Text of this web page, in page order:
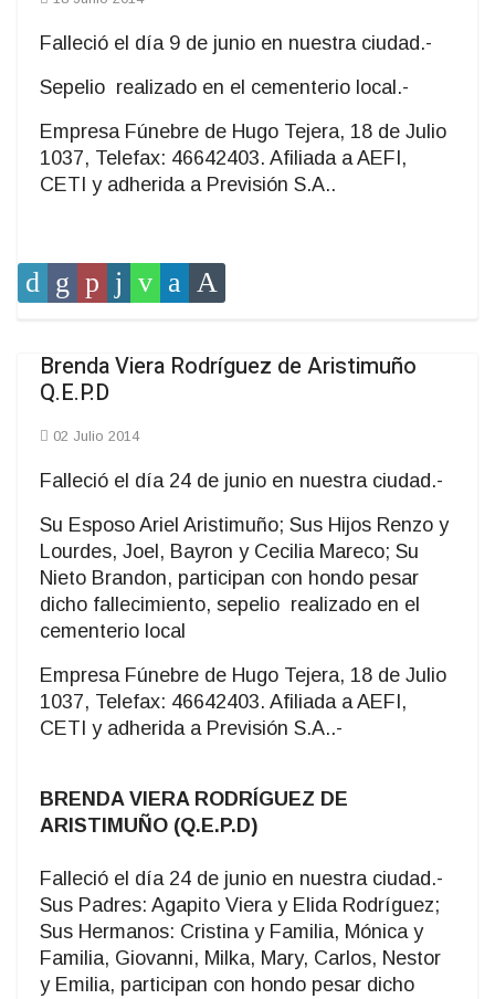
Falleció el día 9 de junio en nuestra ciudad.-
Sepelio realizado en el cementerio local.-
Empresa Fúnebre de Hugo Tejera, 18 de Julio
1037, Telefax: 46642403. Afiliada a AEFI,
CETI y adherida a Previsión S.A..
Brenda Viera Rodríguez de Aristimuño
Q.E.P.D
02 Julio 2014
Falleció el día 24 de junio en nuestra ciudad.-
Su Esposo Ariel Aristimuño; Sus Hijos Renzo y
Lourdes, Joel, Bayron y Cecilia Mareco; Su
Nieto Brandon, participan con hondo pesar
dicho fallecimiento, sepelio realizado en el
cementerio local
Empresa Fúnebre de Hugo Tejera, 18 de Julio
1037, Telefax: 46642403. Afiliada a AEFI,
CETI y adherida a Previsión S.A..-
BRENDA VIERA RODRÍGUEZ DE
ARISTIMUÑO (Q.E.P.D)
Falleció el día 24 de junio en nuestra ciudad.-
Sus Padres: Agapito Viera y Elida Rodríguez;
Sus Hermanos: Cristina y Familia, Mónica y
Familia, Giovanni, Milka, Mary, Carlos, Nestor
y Emilia, participan con hondo pesar dicho